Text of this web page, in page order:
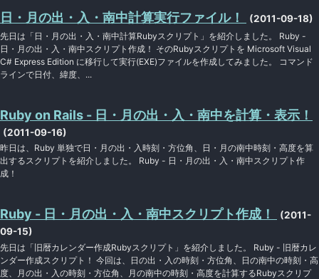
日・月の出・入・南中計算実行ファイル！ (2011-09-18)
先日は「日・月の出・入・南中計算Rubyスクリプト」を紹介しました。 Ruby -
日・月の出・入・南中スクリプト作成！ そのRubyスクリプトを Microsoft Visual
C# Express Edition に移行して実行(EXE)ファイルを作成してみました。 コマンド
ラインで日付、緯度、...
Ruby on Rails - 日・月の出・入・南中を計算・表示！
(2011-09-16)
昨日は、Ruby 単独で日・月の出・入時刻・方位角、日・月の南中時刻・高度を算
出するスクリプトを紹介しました。 Ruby - 日・月の出・入・南中スクリプト作
成！
Ruby - 日・月の出・入・南中スクリプト作成！
(2011-
09-15)
先日は「旧暦カレンダー作成Rubyスクリプト」を紹介しました。 Ruby - 旧暦カレ
ンダー作成スクリプト！ 今回は、日の出・入の時刻・方位角、日の南中の時刻・高
度、月の出・入の時刻・方位角、月の南中の時刻・高度を計算するRubyスクリプ